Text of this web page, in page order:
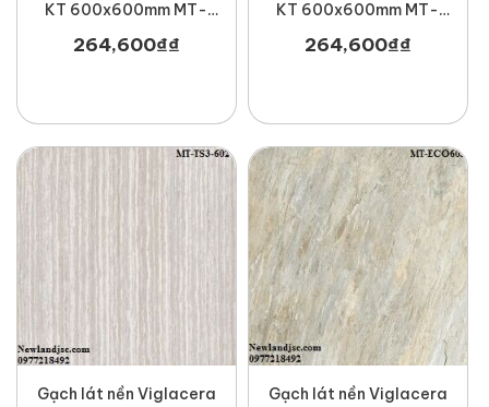
KT 600x600mm MT-
TS2-622
264,600₫₫
KT 600x600mm MT-
TS2-626
264,600₫₫
Gạch lát nền Viglacera
Gạch lát nền Viglacera